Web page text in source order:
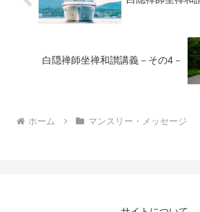
白隠禅師坐禅和讃講義－その4－
ホーム マンスリー・メッセージ